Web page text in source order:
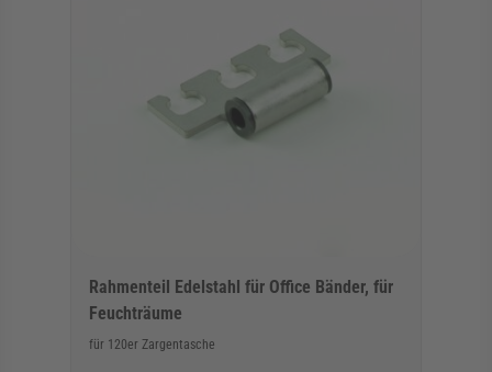
Rahmenteil Edelstahl für Office Bänder, für
Feuchträume
für 120er Zargentasche